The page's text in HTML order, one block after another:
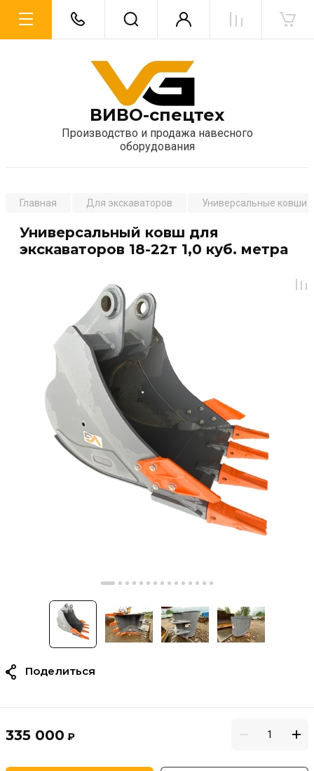
ВИВО-спецтех
Производство и продажа навесного
оборудования
Главная Для экскаваторов Универсальные ковши
Универсальный ковш для
экскаваторов 18-22т 1,0 куб. метра
335 000 ₽
Поделиться